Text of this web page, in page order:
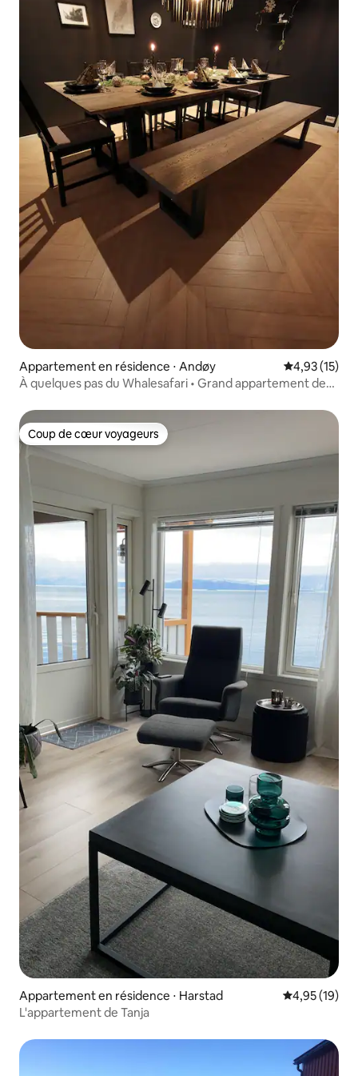
Appartement en résidence ⋅ Andøy Évaluation
4,93 (15)
À quelques pas du Whalesafari • Grand appartement de
Coup de cœur voyageurs
Coup de cœur voyageurs
Appartement en résidence ⋅ Harstad Évaluation
4,95 (19)
L'appartement de Tanja